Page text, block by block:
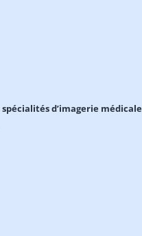
spécialités d’imagerie médicale